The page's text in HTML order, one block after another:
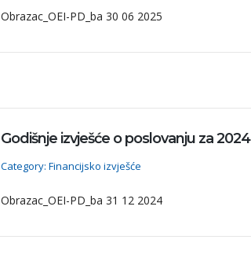
Obrazac_OEI-PD_ba 30 06 2025
Godišnje izvješće o poslovanju za 2024
Category: Financijsko izvješće
Obrazac_OEI-PD_ba 31 12 2024